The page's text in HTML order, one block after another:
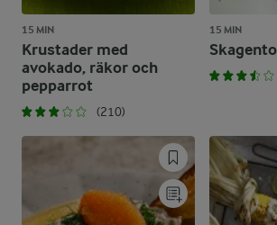
15 MIN
Krustader med
avokado, räkor och
pepparrot
(210)
15 MIN